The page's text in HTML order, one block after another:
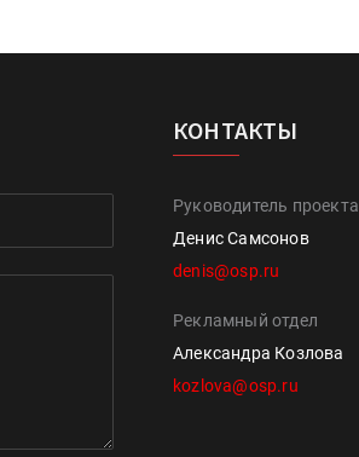
КОНТАКТЫ
Руководитель проекта
Денис Самсонов
denis@osp.ru
Рекламный отдел
Александра Козлова
kozlova@osp.ru